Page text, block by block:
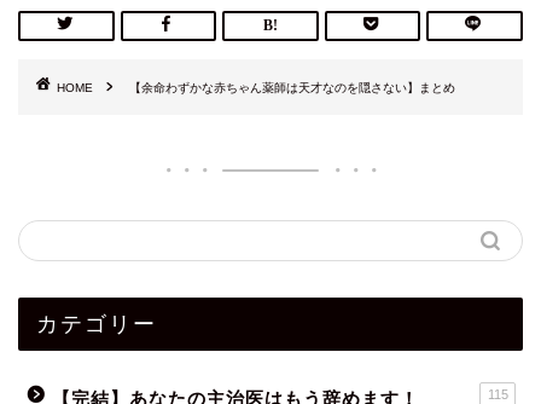
HOME 【余命わずかな赤ちゃん薬師は天才なのを隠さない】まとめ
カテゴリー
【完結】あなたの主治医はもう辞めます！ 115